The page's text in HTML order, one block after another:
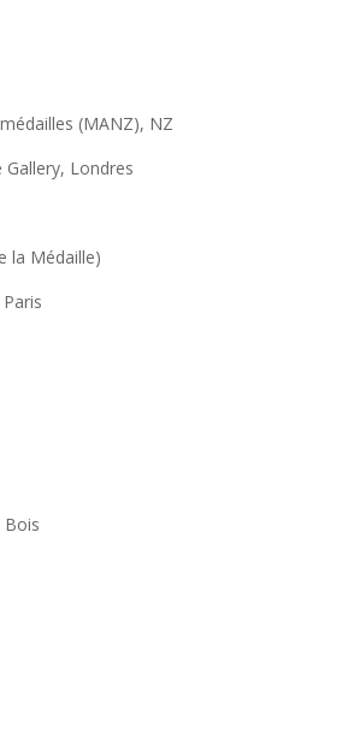
(MANZ), NZ
Londres
la Médaille)
Bois